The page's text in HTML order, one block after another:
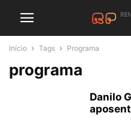
Início Tags Programa
programa
Danilo